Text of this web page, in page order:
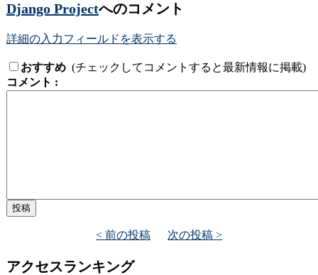
Django Projectへのコメント
詳細の入力フィールドを表示する
おすすめ(チェックしてコメントすると最新情報に掲載)
コメント :
< 前の投稿 次の投稿 >
アクセスランキング